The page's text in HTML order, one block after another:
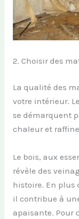
2. Choisir des
La qualité des
votre intérieur. Le
se démarquent
chaleur et
Le bois, aux
révèle des
histoire. En plus
il contribue à
apaisante. Pour